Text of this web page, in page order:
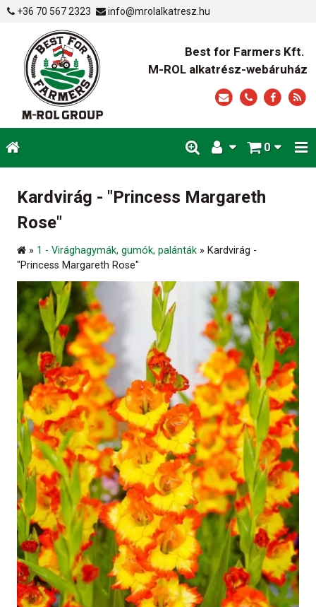
+36 70 567 2323 info@mrolalkatresz.hu
Best for Farmers Kft.
M-ROL alkatrész-webáruház
0
Kardvirág - "Princess Margareth
Rose"
» 1 - Virághagymák, gumók, palánták » Kardvirág -
"Princess Margareth Rose"